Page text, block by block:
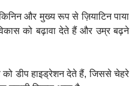
और मुख्य रूप से ज़ियाटिन पाया
को बढ़ावा देते हैं और उम्र बढ़ने
को डीप हाइड्रेशन देते हैं, जिससे चेहरे